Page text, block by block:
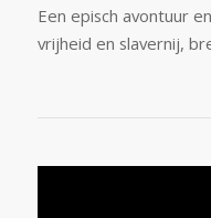
Een episch avontuur
vrijheid en slavernij,